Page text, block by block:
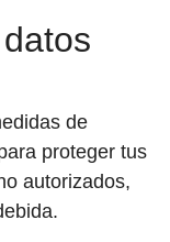
de
proteger tus
autorizados,